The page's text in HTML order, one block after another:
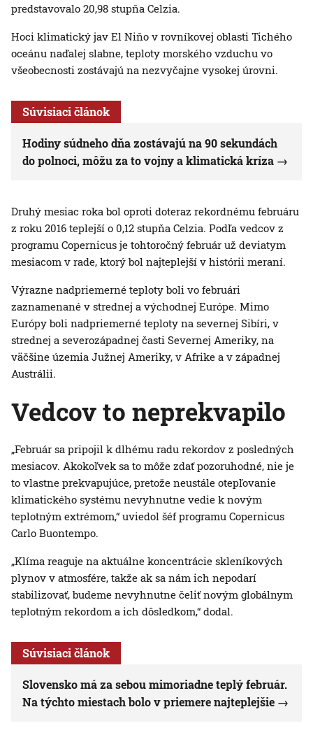
predstavovalo 20,98 stupňa Celzia.
Hoci klimatický jav El Niňo v rovníkovej oblasti Tichého
oceánu naďalej slabne, teploty morského vzduchu vo
všeobecnosti zostávajú na nezvyčajne vysokej úrovni.
Súvisiaci článok
Hodiny súdneho dňa zostávajú na 90 sekundách
do polnoci, môžu za to vojny a klimatická kríza
Druhý mesiac roka bol oproti doteraz rekordnému februáru
z roku 2016 teplejší o 0,12 stupňa Celzia. Podľa vedcov z
programu Copernicus je tohtoročný február už deviatym
mesiacom v rade, ktorý bol najteplejší v histórii meraní.
Výrazne nadpriemerné teploty boli vo februári
zaznamenané v strednej a východnej Európe. Mimo
Európy boli nadpriemerné teploty na severnej Sibíri, v
strednej a severozápadnej časti Severnej Ameriky, na
väčšine územia Južnej Ameriky, v Afrike a v západnej
Austrálii.
Vedcov to neprekvapilo
„Február sa pripojil k dlhému radu rekordov z posledných
mesiacov. Akokoľvek sa to môže zdať pozoruhodné, nie je
to vlastne prekvapujúce, pretože neustále otepľovanie
klimatického systému nevyhnutne vedie k novým
teplotným extrémom,“ uviedol šéf programu Copernicus
Carlo Buontempo.
„Klíma reaguje na aktuálne koncentrácie skleníkových
plynov v atmosfére, takže ak sa nám ich nepodarí
stabilizovať, budeme nevyhnutne čeliť novým globálnym
teplotným rekordom a ich dôsledkom,“ dodal.
Súvisiaci článok
Slovensko má za sebou mimoriadne teplý február.
Na týchto miestach bolo v priemere najteplejšie